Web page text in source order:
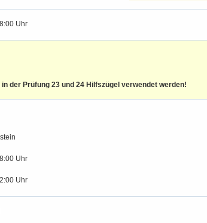
Uhr
der Prüfung 23 und 24 Hilfszügel verwendet werden!
Uhr
Uhr